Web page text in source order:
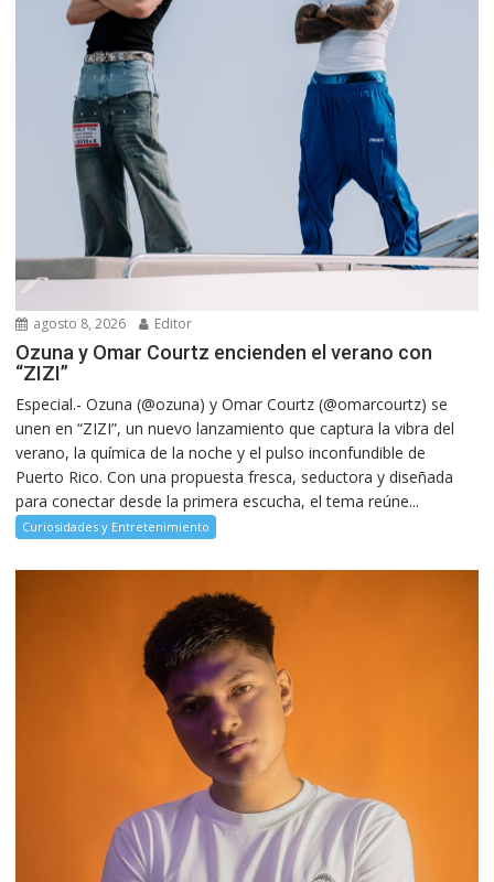
agosto 8, 2026 Editor
Ozuna y Omar Courtz encienden el verano con
“ZIZI”
Especial.- Ozuna (@ozuna) y Omar Courtz (@omarcourtz) se
unen en “ZIZI”, un nuevo lanzamiento que captura la vibra del
verano, la química de la noche y el pulso inconfundible de
Puerto Rico. Con una propuesta fresca, seductora y diseñada
para conectar desde la primera escucha, el tema reúne...
Curiosidades y Entretenimiento